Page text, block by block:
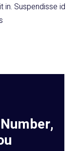
in. Suspendisse id